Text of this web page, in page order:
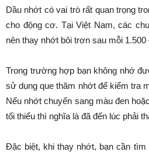
Dầu nhớt có vai trò rất quan trọng
cho động cơ. Tại Việt Nam, các
nên thay nhớt bôi trơn sau mỗi 1.500
Trong trường hợp bạn không nhớ
sử dụng que thăm nhớt để kiểm tra
Nếu nhớt chuyển sang màu đen
tối thiểu thì nghĩa là đã đến lúc phải
Đặc biệt, khi thay nhớt, bạn cần tìm